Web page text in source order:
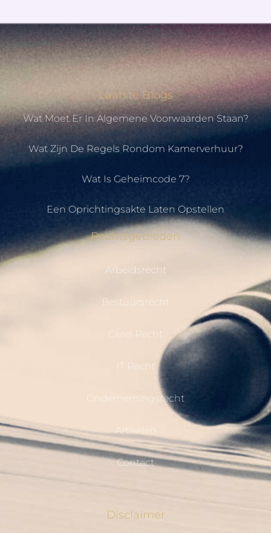
Laatste Blogs
Wat Moet Er In Algemene Voorwaarden Staan?
Wat Zijn De Regels Rondom Kamerverhuur?
Wat Is Geheimcode 7?
Een Oprichtingsakte Laten Opstellen
Rechtsgebieden
Arbeidsrecht
Bestuursrecht
Civiel Recht
IT Recht
Ondernemingsrecht
Artikelen
Contact
Disclaimer